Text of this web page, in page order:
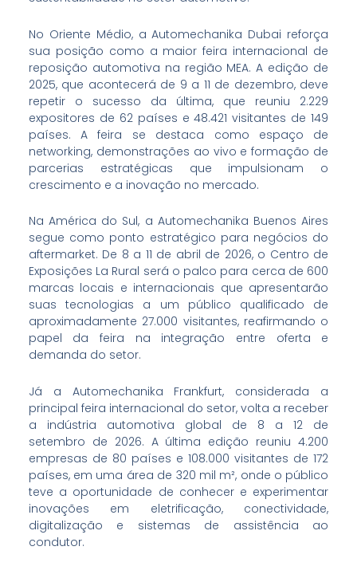
No Oriente Médio, a Automechanika Dubai reforça
sua posição como a maior feira internacional de
reposição automotiva na região MEA. A edição de
2025, que acontecerá de 9 a 11 de dezembro, deve
repetir o sucesso da última, que reuniu 2.229
expositores de 62 países e 48.421 visitantes de 149
países. A feira se destaca como espaço de
networking, demonstrações ao vivo e formação de
parcerias estratégicas que impulsionam o
crescimento e a inovação no mercado.
Na América do Sul, a Automechanika Buenos Aires
segue como ponto estratégico para negócios do
aftermarket. De 8 a 11 de abril de 2026, o Centro de
Exposições La Rural será o palco para cerca de 600
marcas locais e internacionais que apresentarão
suas tecnologias a um público qualificado de
aproximadamente 27.000 visitantes, reafirmando o
papel da feira na integração entre oferta e
demanda do setor.
Já a Automechanika Frankfurt, considerada a
principal feira internacional do setor, volta a receber
a indústria automotiva global de 8 a 12 de
setembro de 2026. A última edição reuniu 4.200
empresas de 80 países e 108.000 visitantes de 172
países, em uma área de 320 mil m², onde o público
teve a oportunidade de conhecer e experimentar
inovações em eletrificação, conectividade,
digitalização e sistemas de assistência ao
condutor.